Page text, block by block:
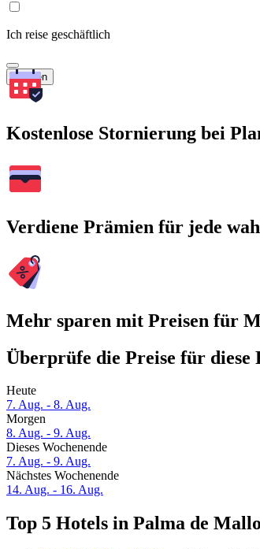
Ich reise geschäftlich
Suchen
Kostenlose Stornierung bei
Verdiene Prämien für jede
Mehr sparen mit Preisen für
Überprüfe die Preise für diese
Heute
7. Aug. - 8. Aug.
Morgen
8. Aug. - 9. Aug.
Dieses Wochenende
7. Aug. - 9. Aug.
Nächstes Wochenende
14. Aug. - 16. Aug.
Top 5 Hotels in Palma de